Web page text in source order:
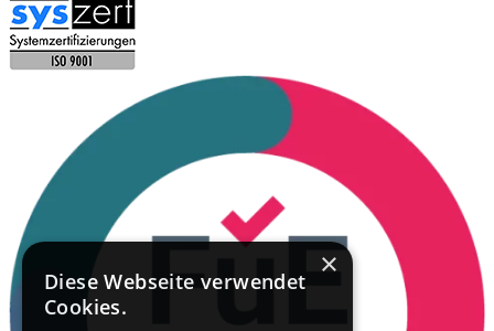
×
Diese Webseite verwendet
Cookies.